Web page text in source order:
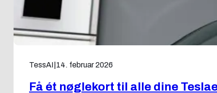
TessAI 14. februar 2026
Få ét nøglekort til alle dine